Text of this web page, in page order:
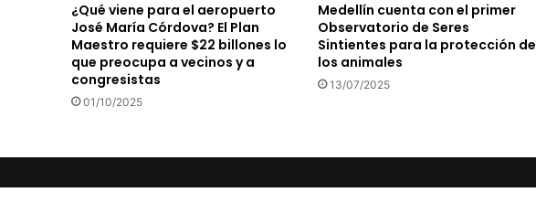
¿Qué viene para el aeropuerto
José María Córdova? El Plan
Maestro requiere $22 billones lo
que preocupa a vecinos y a
congresistas
01/10/2025
Medellín cuenta con el primer
Observatorio de Seres
Sintientes para la protección de
los animales
13/07/2025